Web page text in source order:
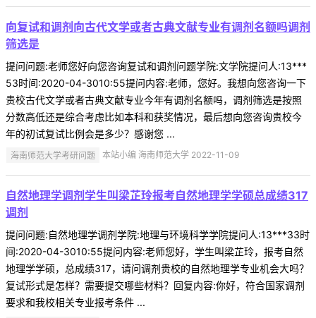
向复试和调剂向古代文学或者古典文献专业有调剂名额吗调剂
筛选是
提问问题:老师您好向您咨询复试和调剂问题学院:文学院提问人:13***
53时间:2020-04-3010:55提问内容:老师，您好。我想向您咨询一下
贵校古代文学或者古典文献专业今年有调剂名额吗，调剂筛选是按照
分数高低还是综合考虑比如本科和获奖情况，最后想向您咨询贵校今
年的初试复试比例会是多少？感谢您 ...
海南师范大学考研问题 本站小编 海南师范大学 2022-11-09
自然地理学调剂学生叫梁芷玲报考自然地理学学硕总成绩317
调剂
提问问题:自然地理学调剂学院:地理与环境科学学院提问人:13***33时
间:2020-04-3010:55提问内容:老师您好，学生叫梁芷玲，报考自然
地理学学硕，总成绩317，请问调剂贵校的自然地理学专业机会大吗？
复试形式是怎样？需要提交哪些材料？回复内容:你好，符合国家调剂
要求和我校相关专业报考条件 ...